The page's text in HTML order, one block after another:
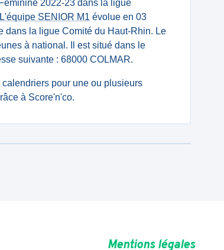
2022-23 dans la ligue
L'équipe SENIOR M1 évolue en 03
dans la ligue Comité du Haut-Rhin. Le
à national. Il est situé dans le
suivante : 68000 COLMAR.
pour une ou plusieurs
à Score'n'co.
Mentions légales